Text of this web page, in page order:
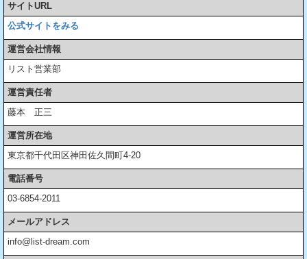
サイトURL
公式サイトをみる
運営会社情報
リスト営業部
運営責任者
藤本 正三
運営所在地
東京都千代田区神田佐久間町4-20
電話番号
03-6854-2011
メールアドレス
info@list-dream.com